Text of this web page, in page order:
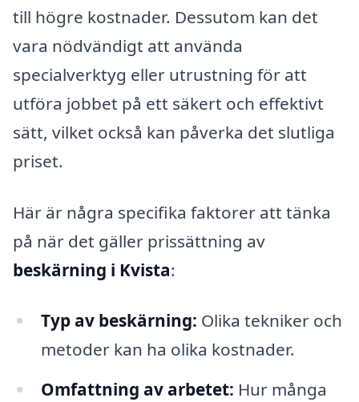
till högre kostnader. Dessutom kan det
vara nödvändigt att använda
specialverktyg eller utrustning för att
utföra jobbet på ett säkert och effektivt
sätt, vilket också kan påverka det slutliga
priset.
Här är några specifika faktorer att tänka
på när det gäller prissättning av
beskärning i Kvista:
Typ av beskärning: Olika tekniker och
metoder kan ha olika kostnader.
Omfattning av arbetet: Hur många